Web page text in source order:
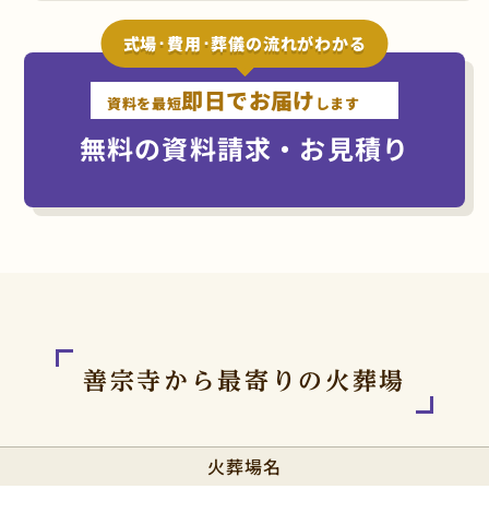
式場･費用･葬儀の流れがわかる
資料を最短即日でお届け します
無料の資料請求・お見積り
善宗寺から最寄りの火葬場
火葬場名